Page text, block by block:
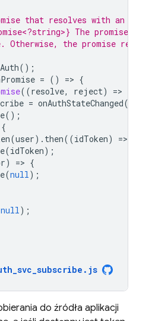
that resolves with an ID
The promise
the promise
();
= () => {
((resolve, reject) =>
= onAuthStateChanged(
();
{
(user). then((idToken) =>
(idToken);
) => {
(null);
null);
. js
do źródła aplikacji